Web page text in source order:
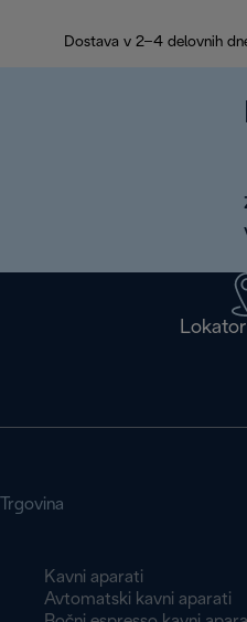
Dostava v 2–4 delovnih
Trgovina
Kavni aparati
Avtomatski kavni aparati